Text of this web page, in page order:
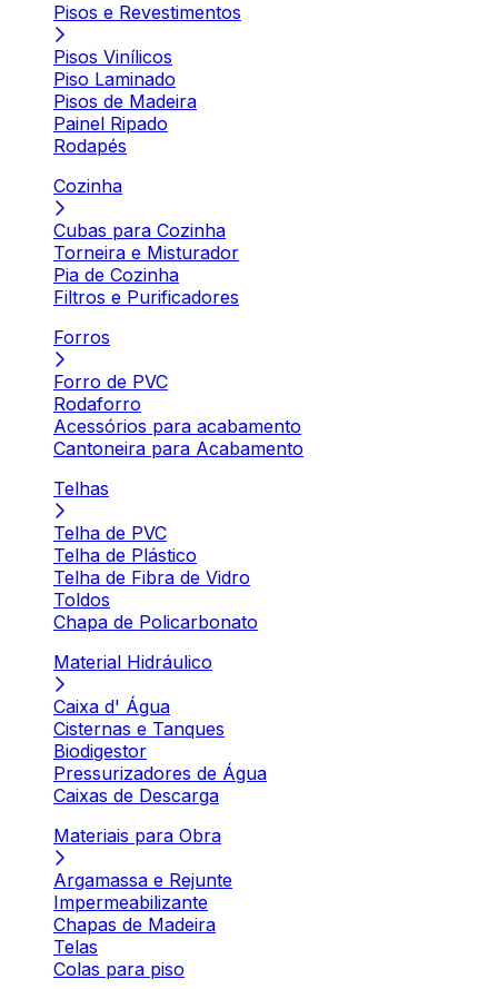
Pisos e Revestimentos
Pisos Vinílicos
Piso Laminado
Pisos de Madeira
Painel Ripado
Rodapés
Cozinha
Cubas para Cozinha
Torneira e Misturador
Pia de Cozinha
Filtros e Purificadores
Forros
Forro de PVC
Rodaforro
Acessórios para acabamento
Cantoneira para Acabamento
Telhas
Telha de PVC
Telha de Plástico
Telha de Fibra de Vidro
Toldos
Chapa de Policarbonato
Material Hidráulico
Caixa d' Água
Cisternas e Tanques
Biodigestor
Pressurizadores de Água
Caixas de Descarga
Materiais para Obra
Argamassa e Rejunte
Impermeabilizante
Chapas de Madeira
Telas
Colas para piso